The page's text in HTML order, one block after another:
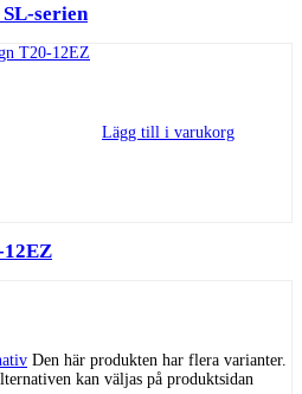
serien
Lägg till i varukorg
Den här produkten har flera varianter.
kan väljas på produktsidan